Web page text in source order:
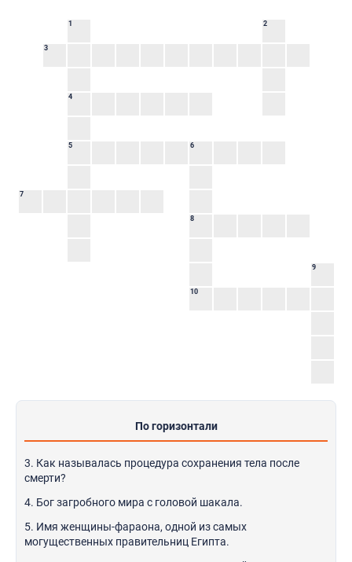
1 2
3
4
5 6
7
8
9
10
По горизонтали
3. Как называлась процедура сохранения тела после
смерти?
4. Бог загробного мира с головой шакала.
5. Имя женщины-фараона, одной из самых
могущественных правительниц Египта.